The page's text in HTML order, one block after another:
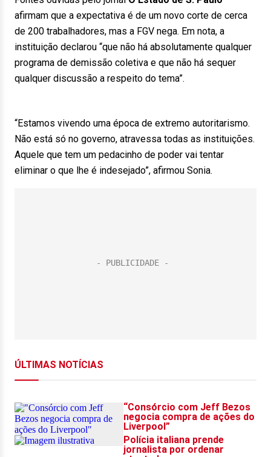
afirmam que a expectativa é de um novo corte de cerca
de 200 trabalhadores, mas a FGV nega. Em nota, a
instituição declarou “que não há absolutamente qualquer
programa de demissão coletiva e que não há sequer
qualquer discussão a respeito do tema”.
“Estamos vivendo uma época de extremo autoritarismo.
Não está só no governo, atravessa todas as instituições.
Aquele que tem um pedacinho de poder vai tentar
eliminar o que lhe é indesejado”, afirmou Sonia.